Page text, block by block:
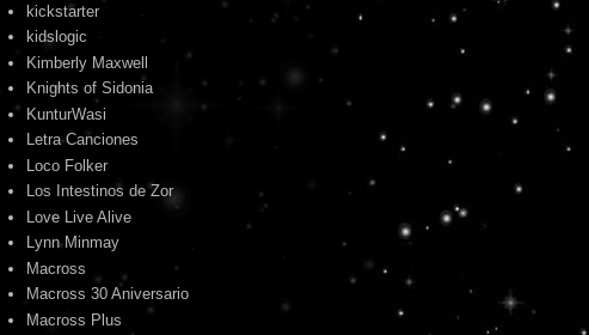
kickstarter
kidslogic
Kimberly Maxwell
Knights of Sidonia
KunturWasi
Letra Canciones
Loco Folker
Los Intestinos de Zor
Love Live Alive
Lynn Minmay
Macross
Macross 30 Aniversario
Macross Plus